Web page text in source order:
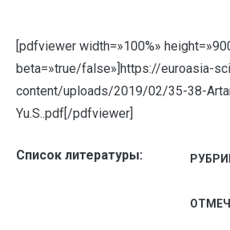
[pdfviewer width=»100%»
beta=»true/false»]https://euroasia-
content/uploads/2019/02/35-38-
Yu.S..pdf[/pdfviewer]
Список литературы: